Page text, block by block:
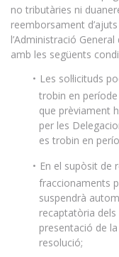
no tributàries ni
reemborsament
l’Administració
amb les següents
Les sol·licituds
trobin en
que prèviament
per les
es trobin en
En el supòsit de
fraccionaments
suspendrà
recaptatòria
presentació de
resolució;